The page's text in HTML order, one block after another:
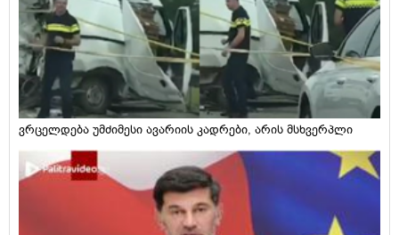
ვრცელდება უმძიმესი ავარიის კადრები, არის მსხვერპლი